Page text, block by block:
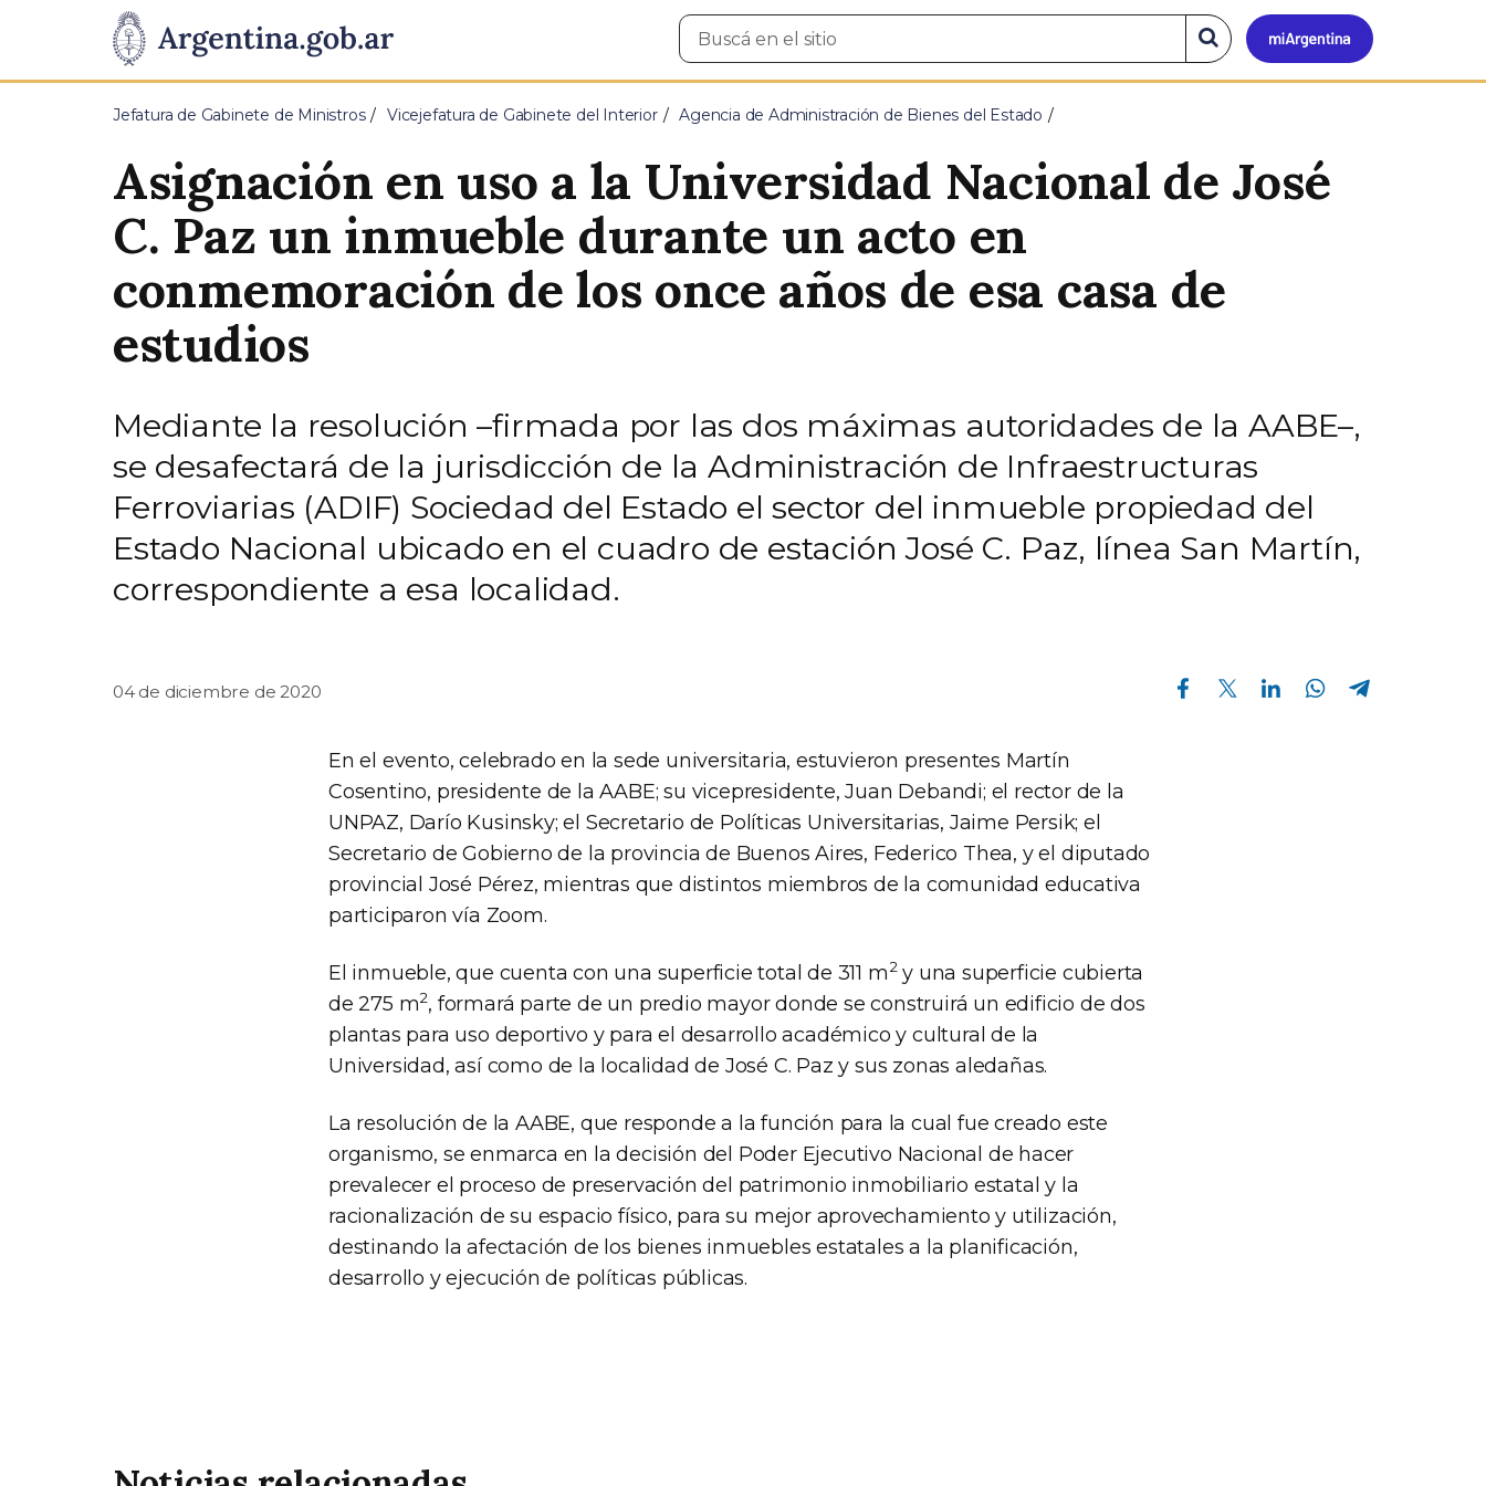
Presidencia
de
Pasar al contenido principal
Mi
Buscar
en
Buscar
en
el
Jefatura de Gabinete de Ministros Vicejefatura de Gabinete del Interior Agencia de Administración de Bienes del Estado
Asignación en uso a la Universidad Nacional de José
C. Paz un inmueble durante un acto en
conmemoración de los once años de esa casa de
estudios
Mediante la resolución –firmada por las dos máximas autoridades de la AABE–,
se desafectará de la jurisdicción de la Administración de Infraestructuras
Ferroviarias (ADIF) Sociedad del Estado el sector del inmueble propiedad del
Estado Nacional ubicado en el cuadro de estación José C. Paz, línea San Martín,
correspondiente a esa localidad.
04 de diciembre de 2020
Compartir en Facebook Compartir en Twitter Compartir en Linkedin Compartir en Whatsapp
En el evento, celebrado en la sede universitaria, estuvieron presentes Martín
Cosentino, presidente de la AABE; su vicepresidente, Juan Debandi; el rector de la
UNPAZ, Darío Kusinsky; el Secretario de Políticas Universitarias, Jaime Persik; el
Secretario de Gobierno de la provincia de Buenos Aires, Federico Thea, y el diputado
provincial José Pérez, mientras que distintos miembros de la comunidad educativa
participaron vía Zoom.
El inmueble, que cuenta con una superficie total de 311 m2y una superficie cubierta
de 275 m2, formará parte de un predio mayor donde se construirá un edificio de dos
plantas para uso deportivo y para el desarrollo académico y cultural de la
Universidad, así como de la localidad de José C. Paz y sus zonas aledañas.
La resolución de la AABE, que responde a la función para la cual fue creado este
organismo, se enmarca en la decisión del Poder Ejecutivo Nacional de hacer
prevalecer el proceso de preservación del patrimonio inmobiliario estatal y la
racionalización de su espacio físico, para su mejor aprovechamiento y utilización,
destinando la afectación de los bienes inmuebles estatales a la planificación,
desarrollo y ejecución de políticas públicas.